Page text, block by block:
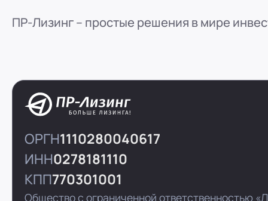
ПР-Лизинг – простые решения в мире
ОРГН1110280040617
ИНН0278181110
КПП770301001
Общество с ограниченной ответственностью